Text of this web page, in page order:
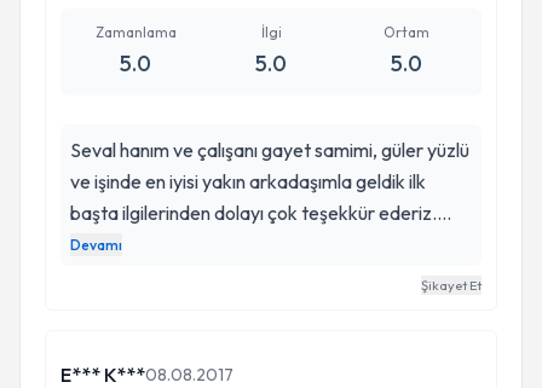
Zamanlama
5.0
İlgi
5.0
Ortam
5.0
Seval hanım ve çalışanı gayet samimi, güler yüzlü
ve işinde en iyisi yakın arkadaşımla geldik ilk
başta ilgilerinden dolayı çok teşekkür ederiz.
Tedaviye başlamadan önce kafamdaki bütün
soru işaretlerini bitirdi. Şu an diş tellerimle gayet
Güler yüzlü doktor :)
Devamı
Şikayet Et
E*** K***08.08.2017